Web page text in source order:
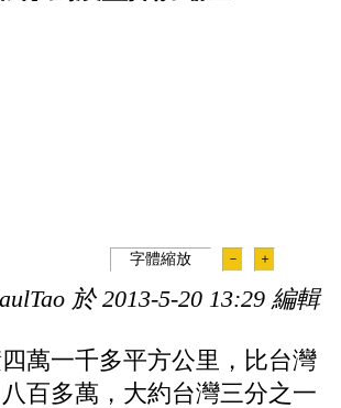
字體縮放 － ＋
於 2013-5-20 13:29 編輯
萬一千多平方公里，比台灣
百多萬，大約台灣三分之一